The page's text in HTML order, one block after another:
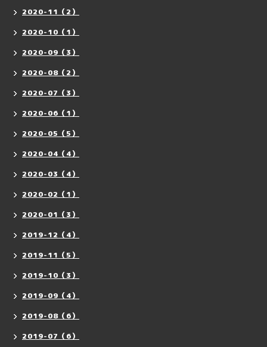
2020-11（2）
2020-10（1）
2020-09（3）
2020-08（2）
2020-07（3）
2020-06（1）
2020-05（5）
2020-04（4）
2020-03（4）
2020-02（1）
2020-01（3）
2019-12（4）
2019-11（5）
2019-10（3）
2019-09（4）
2019-08（6）
2019-07（6）